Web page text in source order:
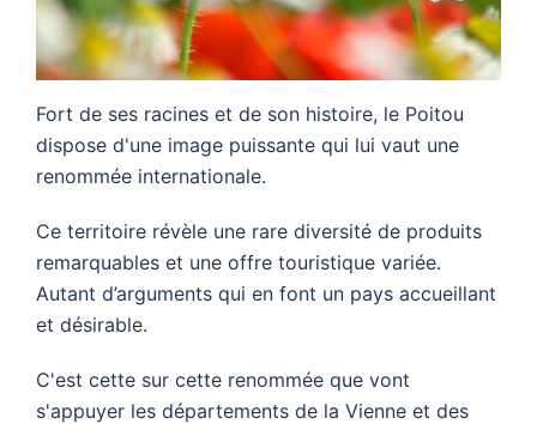
Fort de ses racines et de son histoire, le Poitou
dispose d'une image puissante qui lui vaut une
renommée internationale.
Ce territoire révèle une rare diversité de produits
remarquables et une offre touristique variée.
Autant d’arguments qui en font un pays accueillant
et désirable.
C'est cette sur cette renommée que vont
s'appuyer les départements de la Vienne et des